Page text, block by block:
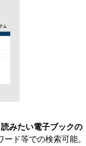
読みたい電子ブックの
ード等での検索可能。